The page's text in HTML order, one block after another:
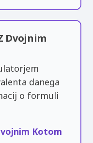
Dvojnim
danega
o formuli
Kotom